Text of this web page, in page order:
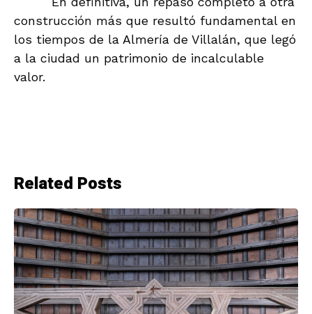
construcción más que resultó fundamental en
los tiempos de la Almería de Villalán, que legó
a la ciudad un patrimonio de incalculable
valor.
Related Posts